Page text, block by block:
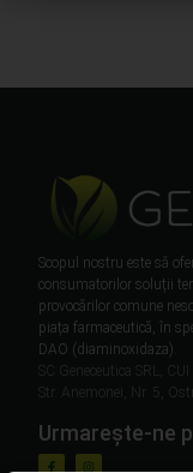
Scopul nostru este să
consumatorilor soluții
provocărilor comune
piața farmaceutică, în
DAO (diaminoxidaza).
SC Geneceutica SRL,
Str. Anemonei, Nr. 5,
Urmarește-ne